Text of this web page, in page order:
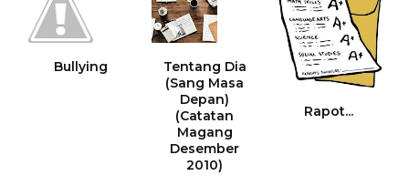
Bullying
Tentang Dia
(Sang Masa
Depan)
(Catatan
Magang
Desember
2010)
Rapot...